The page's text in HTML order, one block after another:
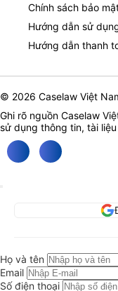
Chính sách bảo
Hướng dẫn sử
Hướng dẫn thanh
© 2026 Caselaw Việt
Ghi rõ nguồn Caselaw
sử dụng thông tin, tài
Họ và tên
Email
Số điện thoại